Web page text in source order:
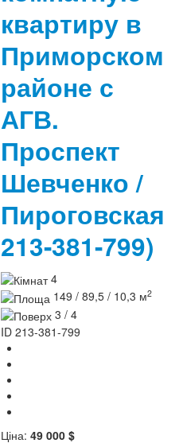
квартиру в
Приморском
районе с
АГВ.
Проспект
Шевченко /
Пироговская
213-381-799)
4
149 / 89,5 / 10,3 м2
3 / 4
ID 213-381-799
Ціна: 49 000 $